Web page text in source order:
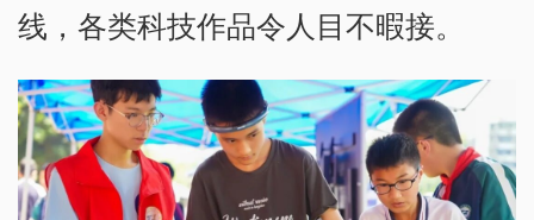
线，各类科技作品令人目不暇接。